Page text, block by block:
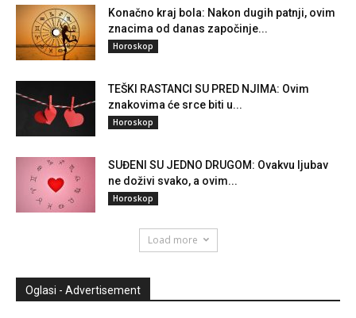
Konačno kraj bola: Nakon dugih patnji, ovim
znacima od danas započinje...
Horoskop
TEŠKI RASTANCI SU PRED NJIMA: Ovim
znakovima će srce biti u...
Horoskop
SUĐENI SU JEDNO DRUGOM: Ovakvu ljubav
ne doživi svako, a ovim...
Horoskop
Load more
Oglasi - Advertisement